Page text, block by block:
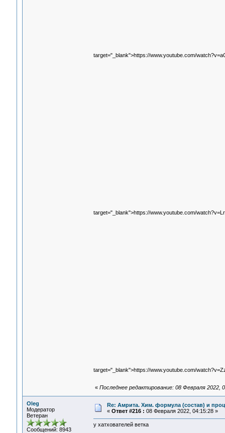
target="_blank">https://www.youtube.com/
target="_blank">https://www.youtube.com/
target="_blank">https://www.youtube.com/
« Последнее редактирование: 08 Февраля 2022,
Oleg
Модератор
Ветеран
Сообщений: 8943
Re: Амрита. Хим. формула (состав) и
« Ответ #216 : 08 Февраля 2022, 04:15:28 »
у хатхователей ветка